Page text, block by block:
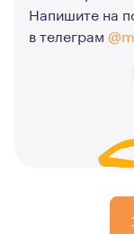
Напишите на
в телеграм